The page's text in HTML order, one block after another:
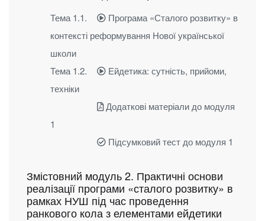
Тема 1.1.
Програма «Сталого розвитку» в
контексті реформування Нової української
школи
Тема 1.2.
Ейдетика: сутність, прийоми,
техніки
Додаткові матеріали до модуля
1
Підсумковий тест до модуля 1
Змістовний модуль 2. Практичні основи
реалізації програми «сталого розвитку» в
рамках НУШ під час проведення
ранкового кола з елементами ейдетики